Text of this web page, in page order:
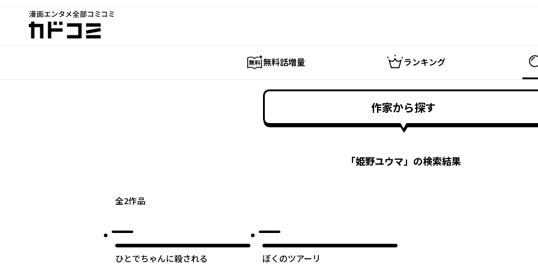
漫画エンタメ全部コミコミ
カドコミ
無料話増量 ランキング
作家から探す
「姫野ユウマ」の検索結果
全2作品
ひとでちゃんに殺される ぼくのツアーリ